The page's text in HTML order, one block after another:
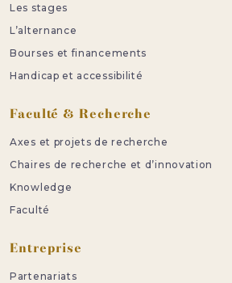
Les stages
L’alternance
Bourses et financements
Handicap et accessibilité
Faculté & Recherche
Axes et projets de recherche
Chaires de recherche et d’innovation
Knowledge
Faculté
Entreprise
Partenariats